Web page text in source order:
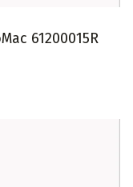
61200015R